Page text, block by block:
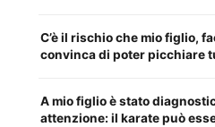
C’è il rischio che mio figlio,
convinca di poter picchiare
A mio figlio è stato
attenzione: il karate può